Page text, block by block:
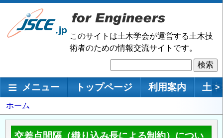
メ
ン
移
このサイトは土木学会が運営する土木技
術者のための情報交流サイトです。
索
メインナビゲーション
メニュー トップページ 利用案内 土 >
パ
ン
く
ホーム
交差点間隔（織り込み長による制約）につい